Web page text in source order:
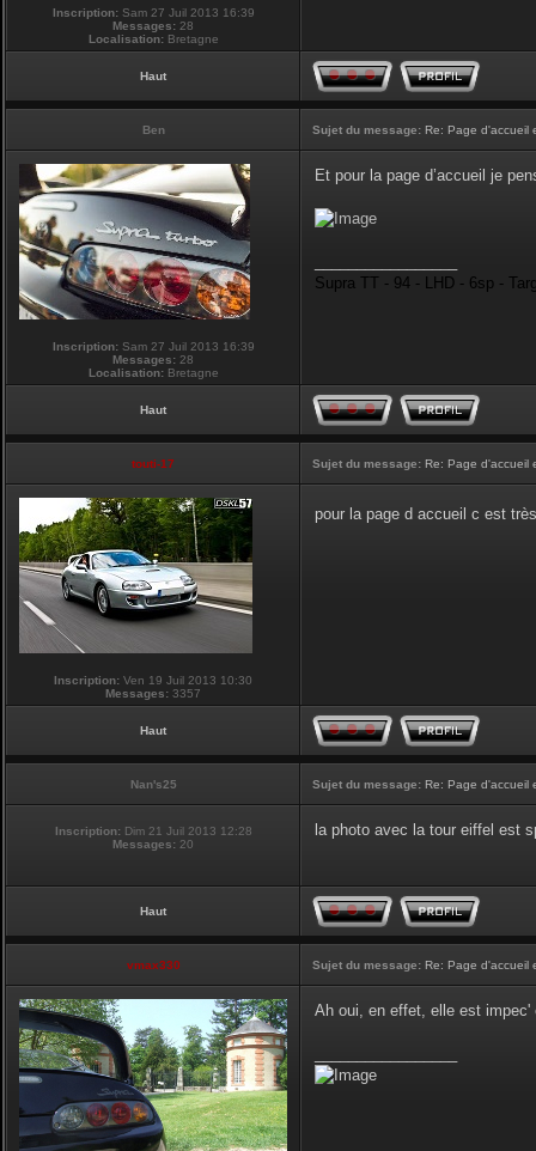
Inscription:Sam 27 Juil 2013 16:39
Messages: 28
Localisation:Bretagne
Haut
Ben Sujet du message: Re: Page d'accueil
Inscription:Sam 27 Juil 2013 16:39
Messages: 28
Localisation:Bretagne
Et pour la page d’accueil je
Supra TT - 94 - LHD - 6sp -
Haut
touti-17 Sujet du message: Re: Page d'accueil
Inscription: Ven 19 Juil 2013 10:30
Messages: 3357
pour la page d accueil c est
Haut
Nan's25 Sujet du message: Re: Page d'accueil
Inscription: Dim 21 Juil 2013 12:28
Messages: 20
la photo avec la tour eiffel est
Haut
vmax330 Sujet du message: Re: Page d'accueil
Ah oui, en effet, elle est impec'